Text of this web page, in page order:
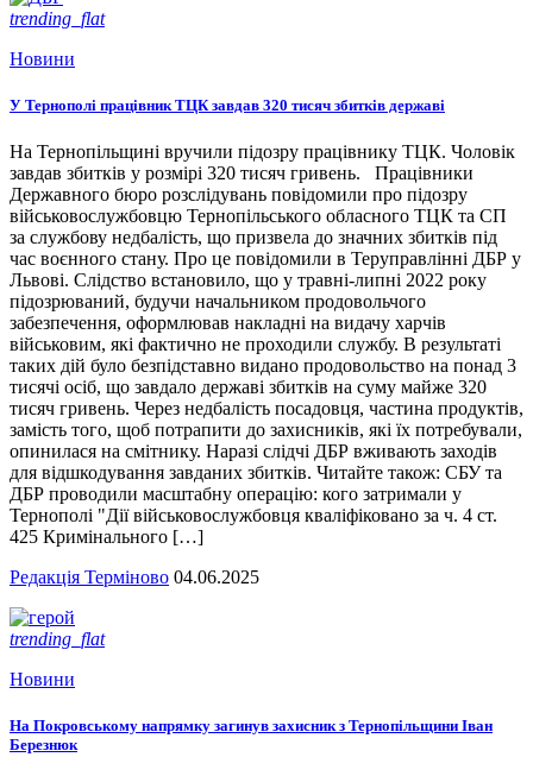
trending_flat
Новини
У Тернополі працівник ТЦК завдав 320 тисяч збитків державі
На Тернопільщині вручили підозру працівнику ТЦК. Чоловік
завдав збитків у розмірі 320 тисяч гривень. Працівники
Державного бюро розслідувань повідомили про підозру
військовослужбовцю Тернопільського обласного ТЦК та СП
за службову недбалість, що призвела до значних збитків під
час воєнного стану. Про це повідомили в Теруправлінні ДБР у
Львові. Слідство встановило, що у травні-липні 2022 року
підозрюваний, будучи начальником продовольчого
забезпечення, оформлював накладні на видачу харчів
військовим, які фактично не проходили службу. В результаті
таких дій було безпідставно видано продовольство на понад 3
тисячі осіб, що завдало державі збитків на суму майже 320
тисяч гривень. Через недбалість посадовця, частина продуктів,
замість того, щоб потрапити до захисників, які їх потребували,
опинилася на смітнику. Наразі слідчі ДБР вживають заходів
для відшкодування завданих збитків. Читайте також: СБУ та
ДБР проводили масштабну операцію: кого затримали у
Тернополі "Дії військовослужбовця кваліфіковано за ч. 4 ст.
425 Кримінального […]
Редакція Терміново 04.06.2025
trending_flat
Новини
На Покровському напрямку загинув захисник з Тернопільщини Іван
Березнюк